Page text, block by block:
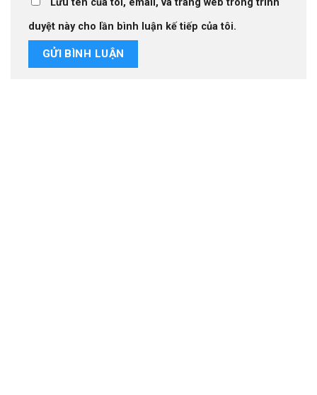
Lưu tên của tôi, email, và trang web trong trình
duyệt này cho lần bình luận kế tiếp của tôi.